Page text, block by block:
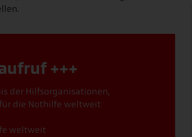
+++
der Hilfsorganisationen,
die Nothilfe weltweit
weltweit